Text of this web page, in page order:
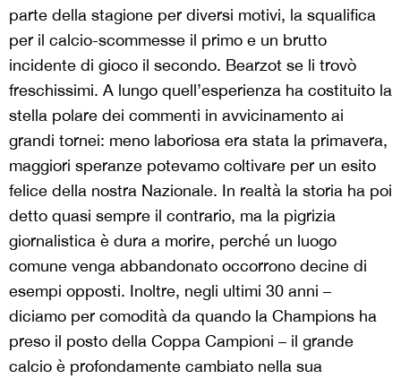
parte della stagione per diversi motivi, la squalifica
per il calcio-scommesse il primo e un brutto
incidente di gioco il secondo. Bearzot se li trovò
freschissimi. A lungo quell’esperienza ha costituito la
stella polare dei commenti in avvicinamento ai
grandi tornei: meno laboriosa era stata la primavera,
maggiori speranze potevamo coltivare per un esito
felice della nostra Nazionale. In realtà la storia ha poi
detto quasi sempre il contrario, ma la pigrizia
giornalistica è dura a morire, perché un luogo
comune venga abbandonato occorrono decine di
esempi opposti. Inoltre, negli ultimi 30 anni –
diciamo per comodità da quando la Champions ha
preso il posto della Coppa Campioni – il grande
calcio è profondamente cambiato nella sua